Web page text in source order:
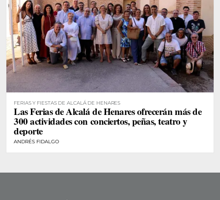
FERIAS Y FIESTAS DE ALCALÁ DE HENARES
Las Ferias de Alcalá de Henares ofrecerán más de
300 actividades con conciertos, peñas, teatro y
deporte
ANDRÉS FIDALGO